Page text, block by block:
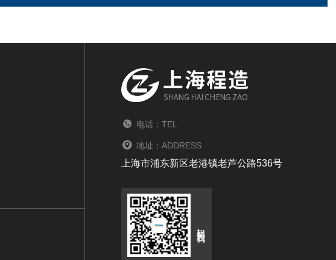
电话：TEL
地址：ADDRESS
上海市浦东新区老港镇老芦公路536号